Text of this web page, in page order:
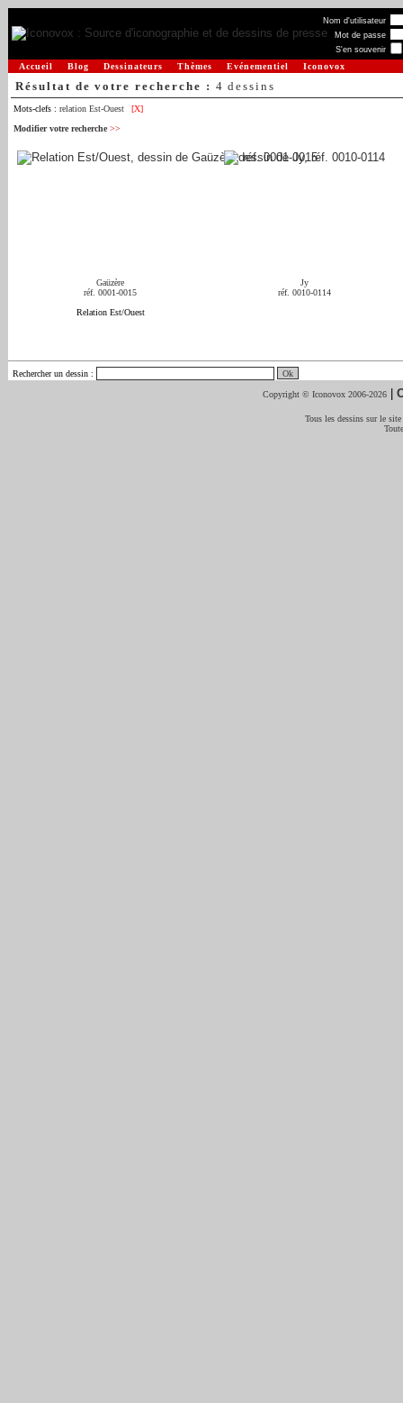
Nom d'utilisateur
Mot de passe
S'en souvenir
Accueil Blog Dessinateurs Thèmes Evénementiel Iconovox
Résultat de votre recherche : 4 dessins
Mots-clefs : relation Est-Ouest
[X]
Modifier votre recherche >>
Gaüzère
réf. 0001-0015
Relation Est/Ouest
Jy
réf. 0010-0114
Rechercher un dessin :
Copyright © Iconovox 2006-2026 |
Tous les dessins sur le